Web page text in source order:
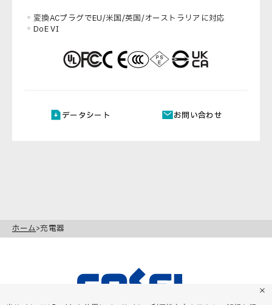
変換ACプラグでEU/米国/英国/オーストラリアに対応
DoE VI
データシート お問い合わせ
ホーム 充電器